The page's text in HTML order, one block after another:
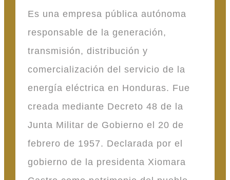
Es una empresa pública autónoma
responsable de la generación,
transmisión, distribución y
comercialización del servicio de la
energía eléctrica en Honduras. Fue
creada mediante Decreto 48 de la
Junta Militar de Gobierno el 20 de
febrero de 1957. Declarada por el
gobierno de la presidenta Xiomara